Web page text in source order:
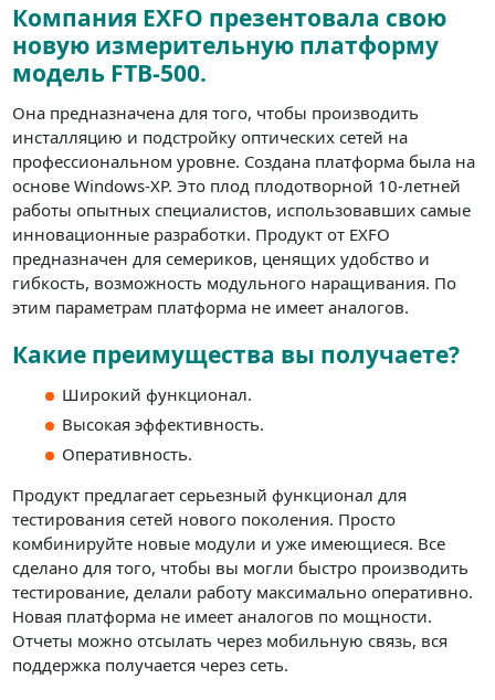
Компания EXFO презентовала свою
новую измерительную платформу
модель FTB-500.
Она предназначена для того, чтобы производить
инсталляцию и подстройку оптических сетей на
профессиональном уровне. Создана платформа была на
основе Windows-XP. Это плод плодотворной 10-летней
работы опытных специалистов, использовавших самые
инновационные разработки. Продукт от EXFO
предназначен для семериков, ценящих удобство и
гибкость, возможность модульного наращивания. По
этим параметрам платформа не имеет аналогов.
Какие преимущества вы получаете?
Широкий функционал.
Высокая эффективность.
Оперативность.
Продукт предлагает серьезный функционал для
тестирования сетей нового поколения. Просто
комбинируйте новые модули и уже имеющиеся. Все
сделано для того, чтобы вы могли быстро производить
тестирование, делали работу максимально оперативно.
Новая платформа не имеет аналогов по мощности.
Отчеты можно отсылать через мобильную связь, вся
поддержка получается через сеть.